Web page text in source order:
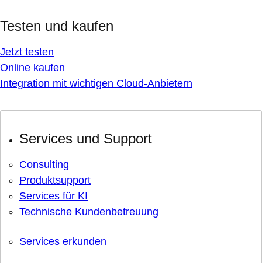
Testen und kaufen
Jetzt testen
Online kaufen
Integration mit wichtigen Cloud-Anbietern
Services und Support
Consulting
Produktsupport
Services für KI
Technische Kundenbetreuung
Services erkunden